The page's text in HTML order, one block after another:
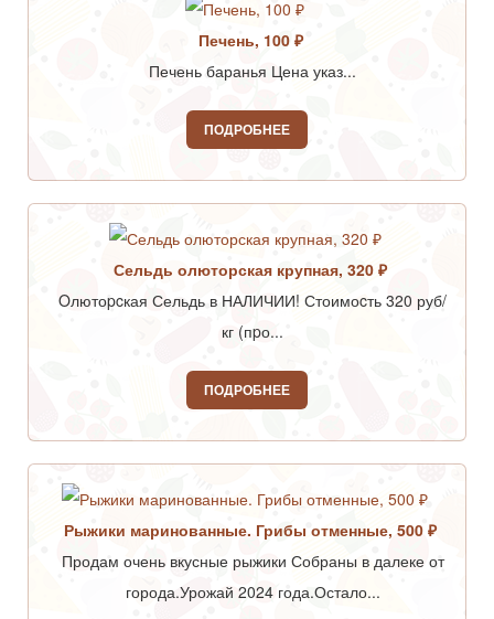
Печень, 100 ₽
Печень баранья Цена указ...
ПОДРОБНЕЕ
Сельдь олюторская крупная, 320 ₽
Oлютоpcкая Сельдь в НАЛИЧИИ! Стоимоcть 320 руб/
кг (пpо...
ПОДРОБНЕЕ
Рыжики маринованные. Грибы отменные, 500 ₽
Продам очень вкусные рыжики Собраны в далеке от
города.Урожай 2024 года.Остало...